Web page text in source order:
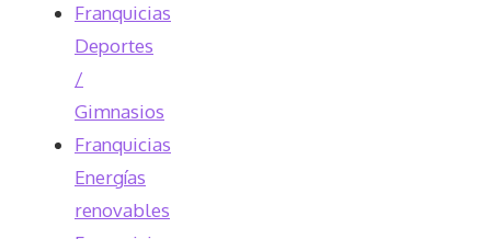
Franquicias
Deportes
/
Gimnasios
Franquicias
Energías
renovables